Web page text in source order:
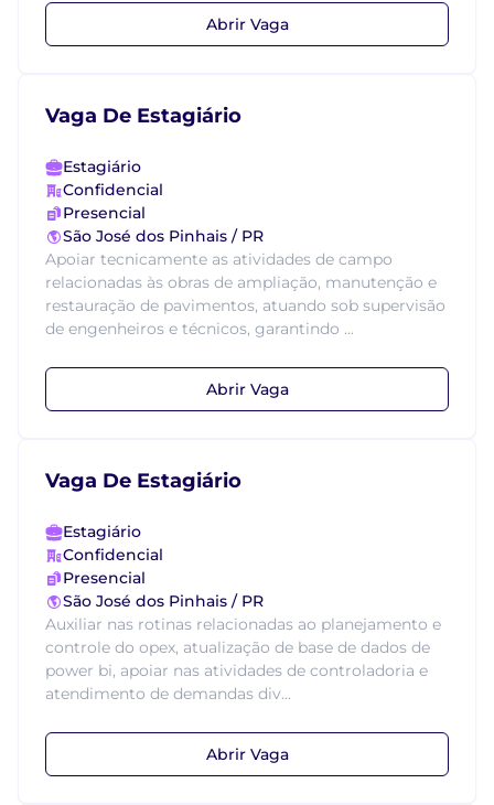
Abrir Vaga
Vaga De Estagiário
Estagiário
Confidencial
Presencial
São José dos Pinhais / PR
Apoiar tecnicamente as atividades de campo
relacionadas às obras de ampliação, manutenção e
restauração de pavimentos, atuando sob supervisão
de engenheiros e técnicos, garantindo ...
Abrir Vaga
Vaga De Estagiário
Estagiário
Confidencial
Presencial
São José dos Pinhais / PR
Auxiliar nas rotinas relacionadas ao planejamento e
controle do opex, atualização de base de dados de
power bi, apoiar nas atividades de controladoria e
atendimento de demandas div...
Abrir Vaga